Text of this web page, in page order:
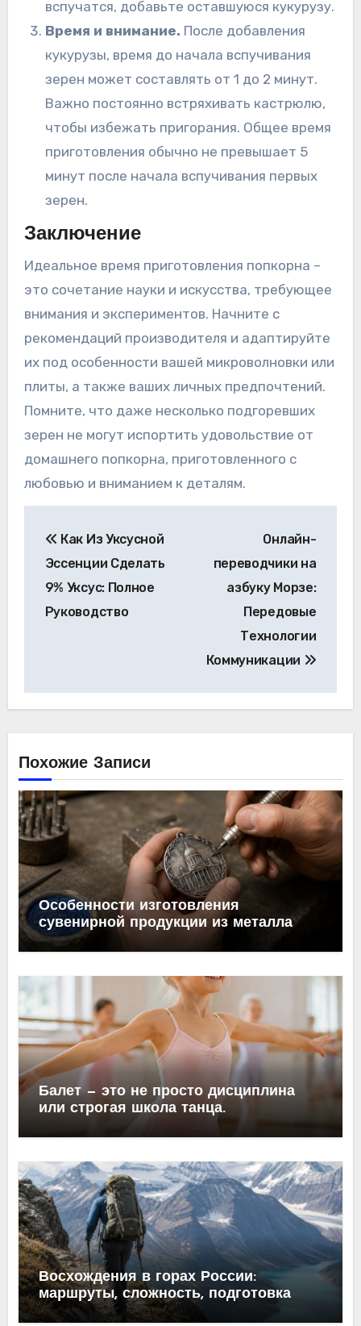
вспучатся, добавьте оставшуюся кукурузу.
Время и внимание. После добавления
кукурузы, время до начала вспучивания
зерен может составлять от 1 до 2 минут.
Важно постоянно встряхивать кастрюлю,
чтобы избежать пригорания. Общее время
приготовления обычно не превышает 5
минут после начала вспучивания первых
зерен.
Заключение
Идеальное время приготовления попкорна –
это сочетание науки и искусства, требующее
внимания и экспериментов. Начните с
рекомендаций производителя и адаптируйте
их под особенности вашей микроволновки или
плиты, а также ваших личных предпочтений.
Помните, что даже несколько подгоревших
зерен не могут испортить удовольствие от
домашнего попкорна, приготовленного с
любовью и вниманием к деталям.
по
записям
Как Из Уксусной
Эссенции Сделать
9% Уксус: Полное
Руководство
Онлайн-
переводчики на
азбуку Морзе:
Передовые
Технологии
Коммуникации
Похожие Записи
Особенности изготовления
сувенирной продукции из металла
Балет — это не просто дисциплина
или строгая школа танца.
Восхождения в горах России:
маршруты, сложность, подготовка